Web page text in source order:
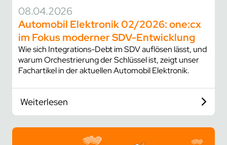
08.04.2026
Automobil Elektronik 02/2026: one:cx
im Fokus moderner SDV-Entwicklung
Wie sich Integrations-Debt im SDV auflösen lässt, und
warum Orchestrierung der Schlüssel ist, zeigt unser
Fachartikel in der aktuellen Automobil Elektronik.
Weiterlesen